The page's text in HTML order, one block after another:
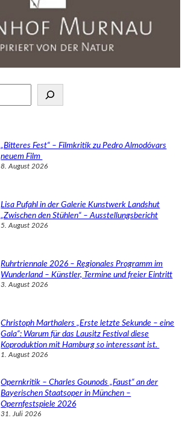
„Bitteres Fest“ – Filmkritik zu Pedro Almodóvars
neuem Film
8. August 2026
Lisa Pufahl in der Galerie Kunstwerk Landshut
„Zwischen den Stühlen“ – Ausstellungsbericht
5. August 2026
Ruhrtriennale 2026 – Regionales Programm im
Wunderland – Künstler, Termine und freier Eintritt
3. August 2026
Christoph Marthalers „Erste letzte Sekunde – eine
Gala“: Warum für das Lausitz Festival diese
Koproduktion mit Hamburg so interessant ist.
1. August 2026
Opernkritik – Charles Gounods „Faust“ an der
Bayerischen Staatsoper in München –
Opernfestspiele 2026
31. Juli 2026